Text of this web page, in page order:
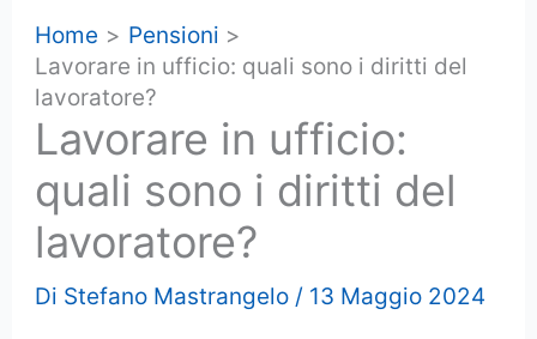
Home
Pensioni
Lavorare in ufficio: quali sono i diritti del
lavoratore?
Lavorare in ufficio:
quali sono i diritti del
lavoratore?
Di Stefano Mastrangelo / 13 Maggio 2024